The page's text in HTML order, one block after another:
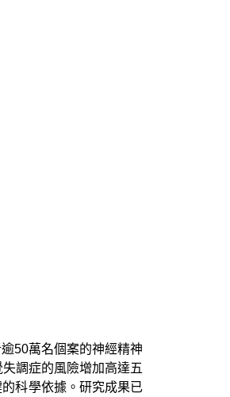
50萬名個案的神經精神
調症的風險增加高達五
科學依據。研究成果已